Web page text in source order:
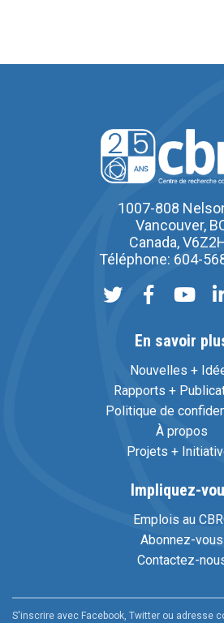
1007-808
Vancouver,
Canada,
Téléphone: 604-
En savoir
Nouvelles +
Rapports +
Politique de
À propos
Projets +
Impliquez-
Emplois au
Abonnez-vous
Contactez-
S'inscrire avec Facebook, Twitter ou adresse